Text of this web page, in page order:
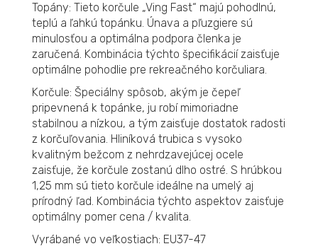
Topány: Tieto korčule „Ving Fast“ majú pohodlnú,
teplú a ľahkú topánku. Únava a pľuzgiere sú
minulosťou a optimálna podpora členka je
zaručená. Kombinácia týchto špecifikácií zaisťuje
optimálne pohodlie pre rekreačného korčuliara.
Korčule: Špeciálny spôsob, akým je čepeľ
pripevnená k topánke, ju robí mimoriadne
stabilnou a nízkou, a tým zaisťuje dostatok radosti
z korčuľovania. Hliníková trubica s vysoko
kvalitným bežcom z nehrdzavejúcej ocele
zaisťuje, že korčule zostanú dlho ostré. S hrúbkou
1,25 mm sú tieto korčule ideálne na umelý aj
prírodný ľad. Kombinácia týchto aspektov zaisťuje
optimálny pomer cena / kvalita.
Vyrábané vo veľkostiach: EU37-47